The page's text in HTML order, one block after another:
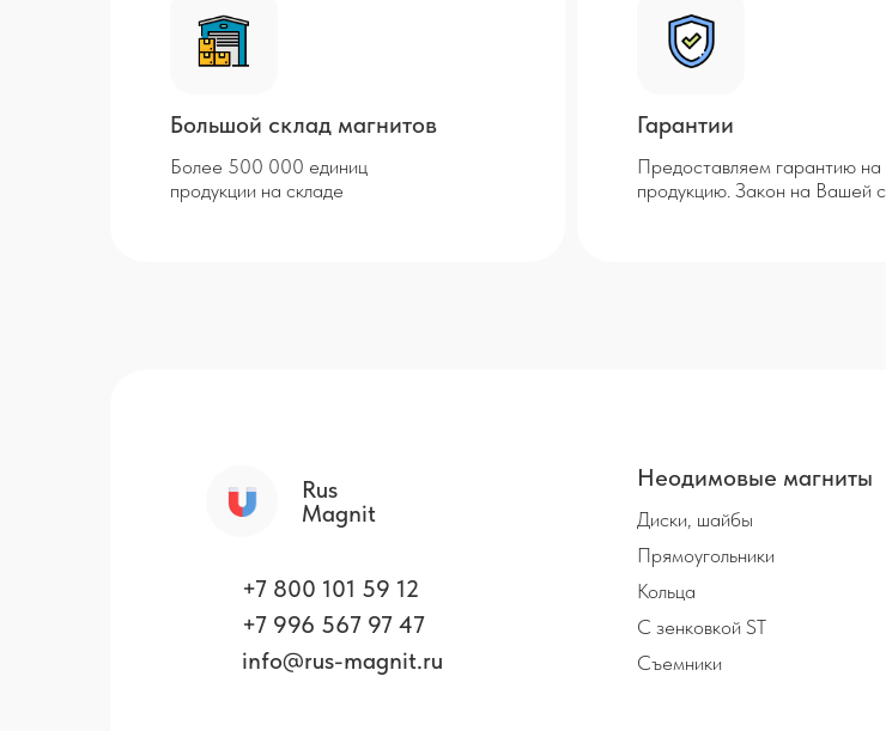
Большой склад магнитов
Более 500 000 единиц
продукции на складе
Гарантии
Предоставляем гарантию
продукцию. Закон на Вашей
Rus
Magnit
Неодимовые магниты
Диски, шайбы
Прямоугольники
Кольца
С зенковкой ST
Съемники
+7 800 101 59 12
info@rus-magnit.ru
+7 996 567 97 47